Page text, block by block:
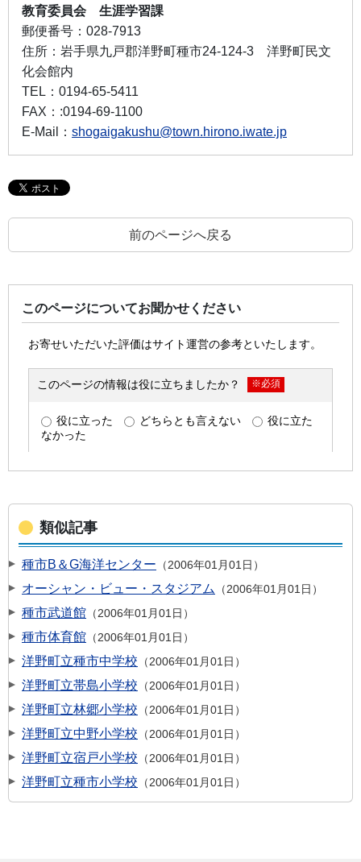
教育委員会 生涯学習課
郵便番号： 028-7913
住所： 岩手県九戸郡洋野町種市24-124-3 洋野町民文
化会館内
TEL： 0194-65-5411
FAX： :0194-69-1100
E-Mail： shogaigakushu@town.hirono.iwate.jp
前のページへ戻る
このページについてお聞かせください
類似記事
種市B＆G海洋センター 2006年01月01日
オーシャン・ビュー・スタジアム 2006年01月01日
種市武道館 2006年01月01日
種市体育館 2006年01月01日
洋野町立種市中学校 2006年01月01日
洋野町立帯島小学校 2006年01月01日
洋野町立林郷小学校 2006年01月01日
洋野町立中野小学校 2006年01月01日
洋野町立宿戸小学校 2006年01月01日
洋野町立種市小学校 2006年01月01日